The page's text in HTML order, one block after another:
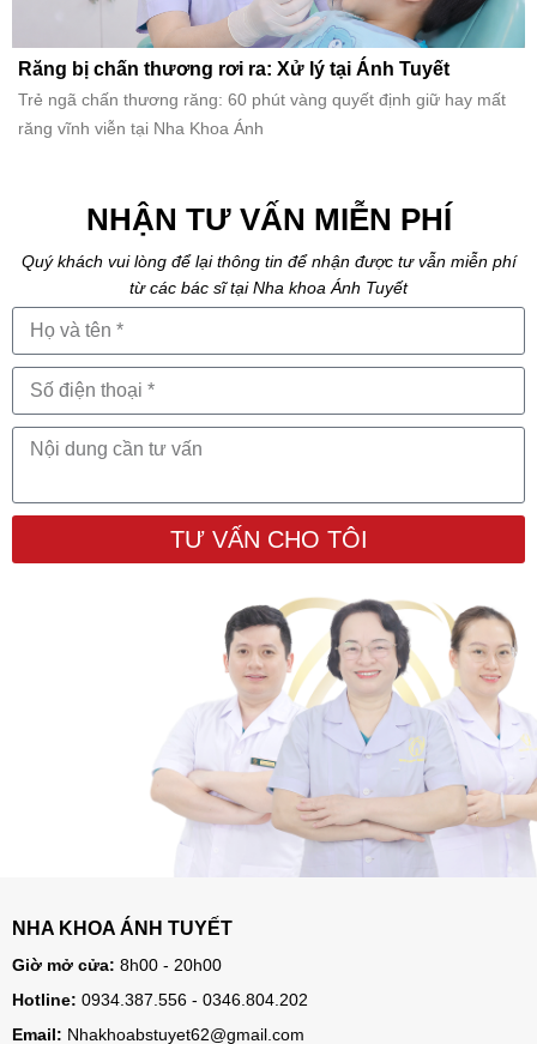
Răng bị chấn thương rơi ra: Xử lý tại Ánh Tuyết
Trẻ ngã chấn thương răng: 60 phút vàng quyết định giữ hay mất
răng vĩnh viễn tại Nha Khoa Ánh
NHẬN TƯ VẤN MIỄN PHÍ
Quý khách vui lòng để lại thông tin để nhận được tư vẫn miễn phí
từ các bác sĩ tại Nha khoa Ánh Tuyết
TƯ VẤN CHO TÔI
NHA KHOA ÁNH TUYẾT
Giờ mở cửa: 8h00 - 20h00
Hotline: 0934.387.556 - 0346.804.202
Email: Nhakhoabstuyet62@gmail.com